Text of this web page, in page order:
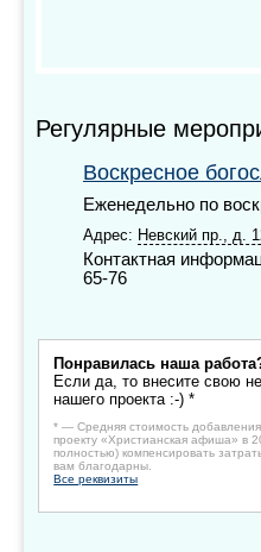
Регулярные
Воскресное
Еженедельно по
Адрес: Невский пр., д.
Контактная
65-76
Понравилась наша
Если да, то внесите свою
нашего проекта :-) *
* — Средняя стоимость
проекту «Христианская афиша» в
полностью) компенсировать
вам благодарны.
Все реквизиты